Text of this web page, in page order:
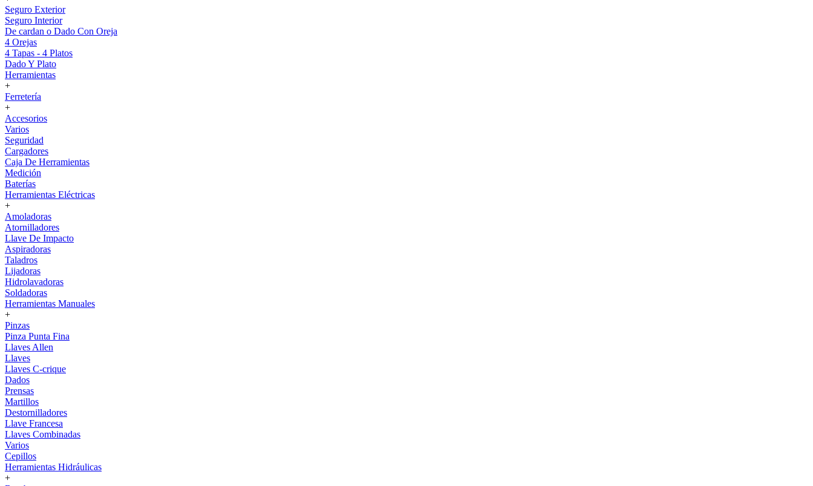
Seguro Exterior
Seguro Interior
De cardan o Dado Con Oreja
4 Orejas
4 Tapas - 4 Platos
Dado Y Plato
Herramientas
+
Ferretería
+
Accesorios
Varios
Seguridad
Cargadores
Caja De Herramientas
Medición
Baterías
Herramientas Eléctricas
+
Amoladoras
Atornilladores
Llave De Impacto
Aspiradoras
Taladros
Lijadoras
Hidrolavadoras
Soldadoras
Herramientas Manuales
+
Pinzas
Pinza Punta Fina
Llaves Allen
Llaves
Llaves C-crique
Dados
Prensas
Martillos
Destornilladores
Llave Francesa
Llaves Combinadas
Varios
Cepillos
Herramientas Hidráulicas
+